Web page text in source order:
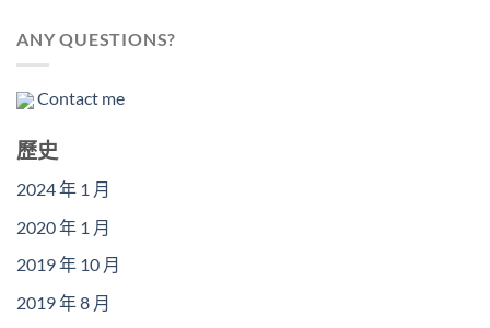
ANY QUESTIONS?
Contact me
歷史
2024 年 1 月
2020 年 1 月
2019 年 10 月
2019 年 8 月